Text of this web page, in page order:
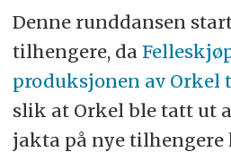
Denne runddansen
tilhengere, da
produksjonen av Orkel
slik at Orkel ble tatt ut
jakta på nye tilhengere